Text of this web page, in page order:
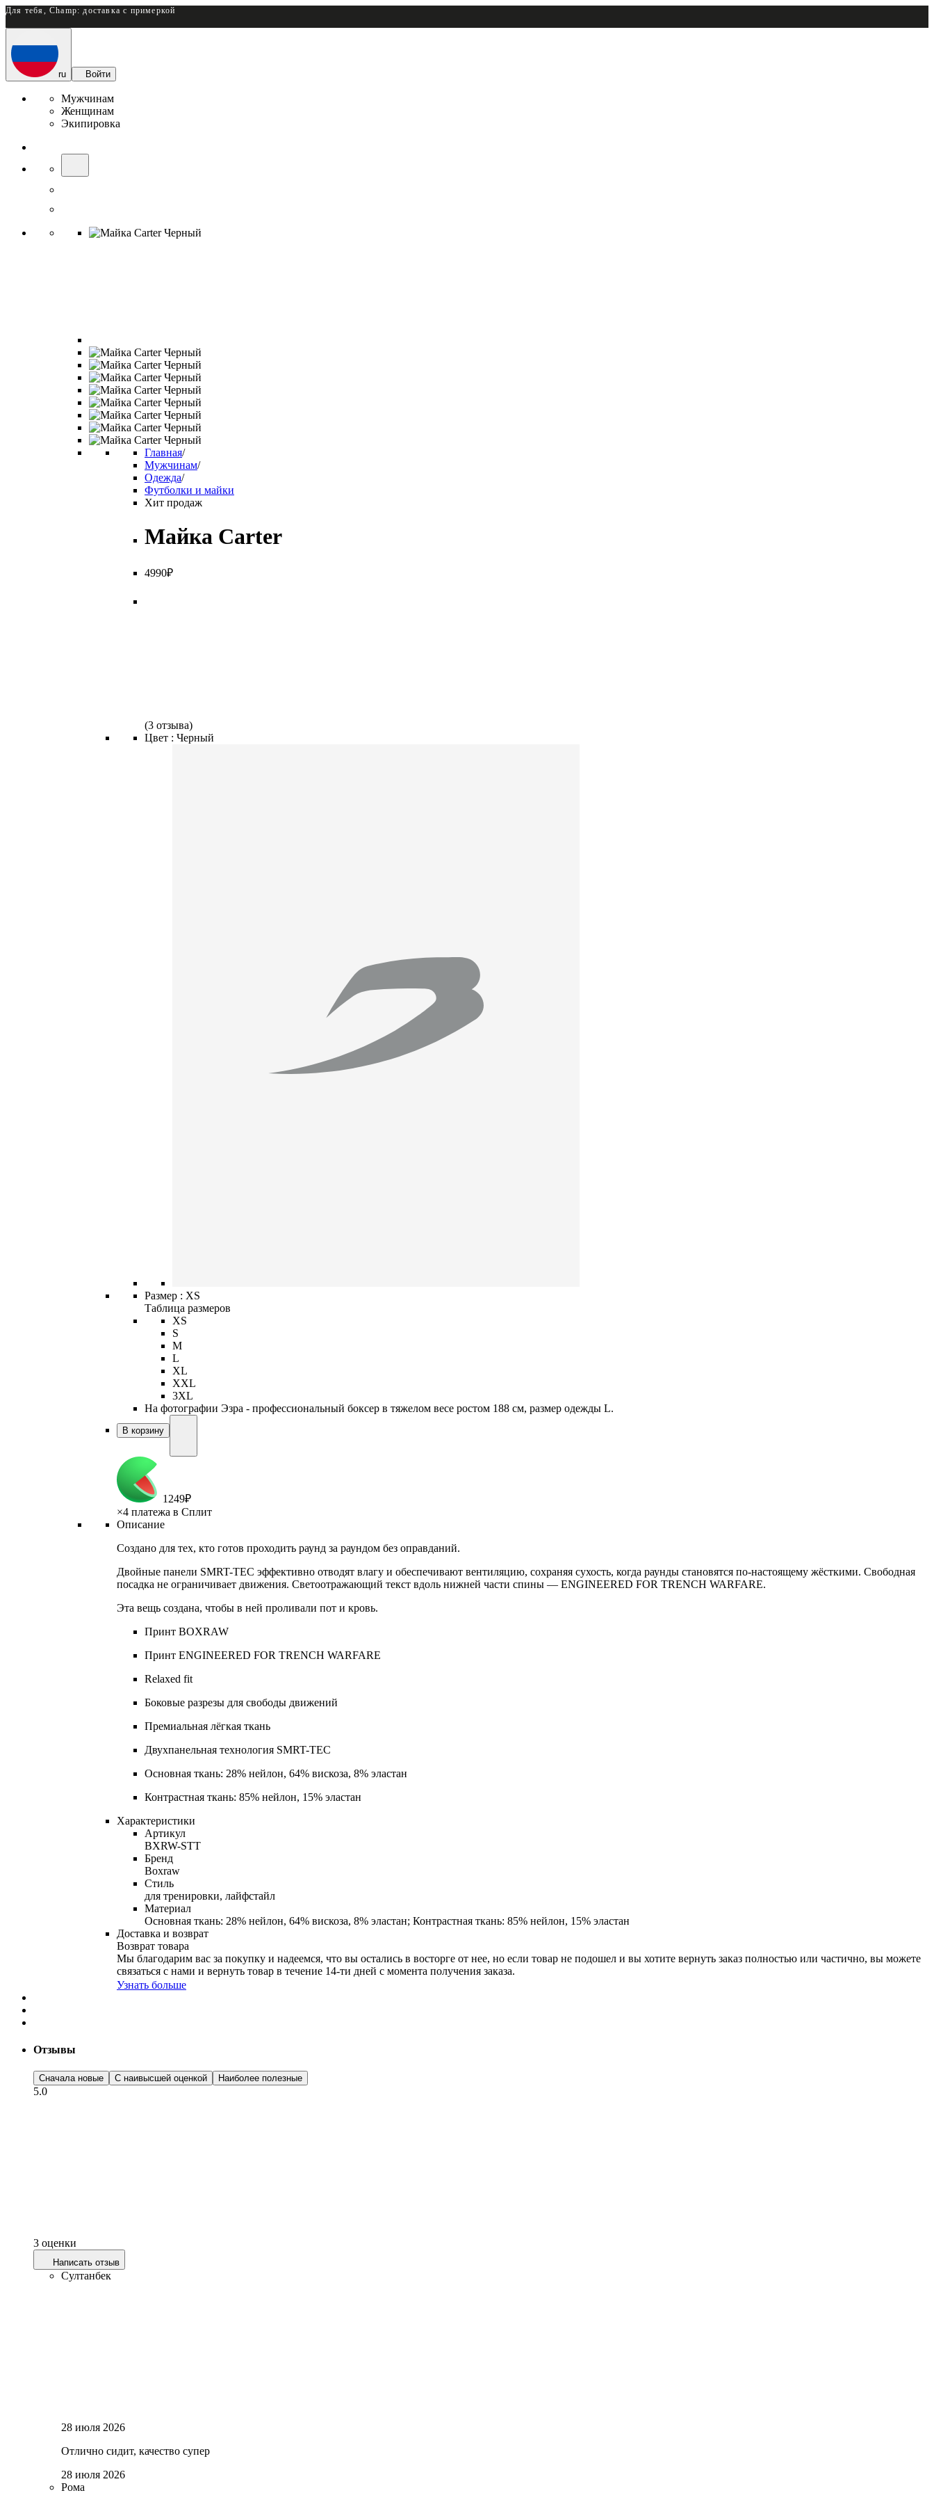
Для тебя, Champ: доставка с примеркой
ru Войти
Мужчинам
Женщинам
Экипировка
Главная/
Мужчинам/
Одежда/
Футболки и майки
Хит продаж
Майка Carter
4990₽
(3 отзыва)
Цвет : Черный
Размер : XS
Таблица размеров
XS
S
M
L
XL
XXL
3XL
На фотографии Эзра - профессиональный боксер в тяжелом весе ростом 188 см, размер одежды L.
В корзину
1 249₽
×4 платежа в Сплит
Описание
Создано для тех, кто готов проходить раунд за раундом без оправданий.
Двойные панели SMRT-TEC эффективно отводят влагу и обеспечивают вентиляцию, сохраняя сухость, когда раунды становятся по-настоящему жёсткими. Свободная
посадка не ограничивает движения. Светоотражающий текст вдоль нижней части спины — ENGINEERED FOR TRENCH WARFARE.
Эта вещь создана, чтобы в ней проливали пот и кровь.
Принт BOXRAW
Принт ENGINEERED FOR TRENCH WARFARE
Relaxed fit
Боковые разрезы для свободы движений
Премиальная лёгкая ткань
Двухпанельная технология SMRT-TEC
Основная ткань: 28% нейлон, 64% вискоза, 8% эластан
Контрастная ткань: 85% нейлон, 15% эластан
Характеристики
Артикул
BXRW-STT
Бренд
Boxraw
Стиль
для тренировки, лайфстайл
Материал
Основная ткань: 28% нейлон, 64% вискоза, 8% эластан; Контрастная ткань: 85% нейлон, 15% эластан
Доставка и возврат
Возврат товара
Мы благодарим вас за покупку и надеемся, что вы остались в восторге от нее, но если товар не подошел и вы хотите вернуть заказ полностью или частично, вы можете
связаться с нами и вернуть товар в течение 14-ти дней с момента получения заказа.
Узнать больше
Отзывы
Сначала новые С наивысшей оценкой Наиболее полезные
5.0
3 оценки
Написать отзыв
Султанбек
28 июля 2026
Отлично сидит, качество супер
28 июля 2026
Рома